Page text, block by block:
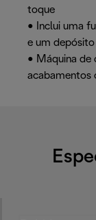
toque
• Inclui uma
e um
• Máquina de
acabamentos